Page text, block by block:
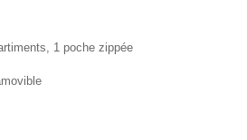
1 poche zippée